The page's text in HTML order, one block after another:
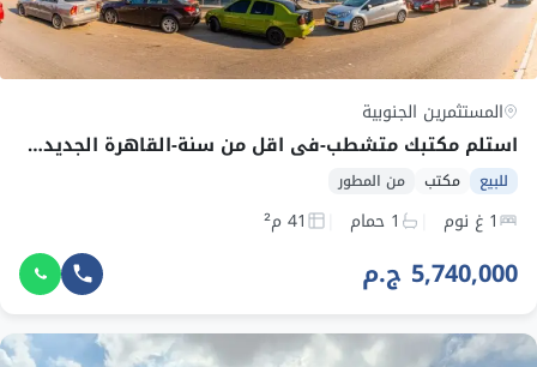
المستثمرين الجنوبية
استلم مكتبك متشطب-في اقل من سنة-القاهرة الجديدة – بالتقسيط
للبيع مكتب من المطور
1 غ نوم 1 حمام 41 م²
5,740,000 ج.م